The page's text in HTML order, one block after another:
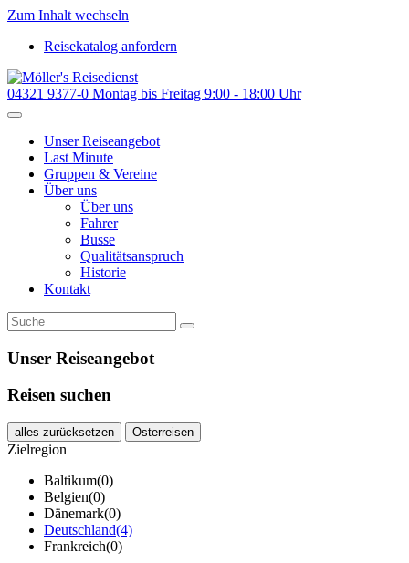
Zum Inhalt wechseln
Reisekatalog anfordern
04321 9377-0 Montag bis Freitag 9:00 - 18:00 Uhr
Unser Reiseangebot
Last Minute
Gruppen & Vereine
Über uns
Über uns
Fahrer
Busse
Qualitätsanspruch
Historie
Kontakt
Unser Reiseangebot
Reisen suchen
alles zurücksetzen Osterreisen
Zielregion
Baltikum(0)
Belgien(0)
Dänemark(0)
Deutschland(4)
Frankreich(0)